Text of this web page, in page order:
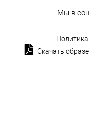
Мы в
Скачать